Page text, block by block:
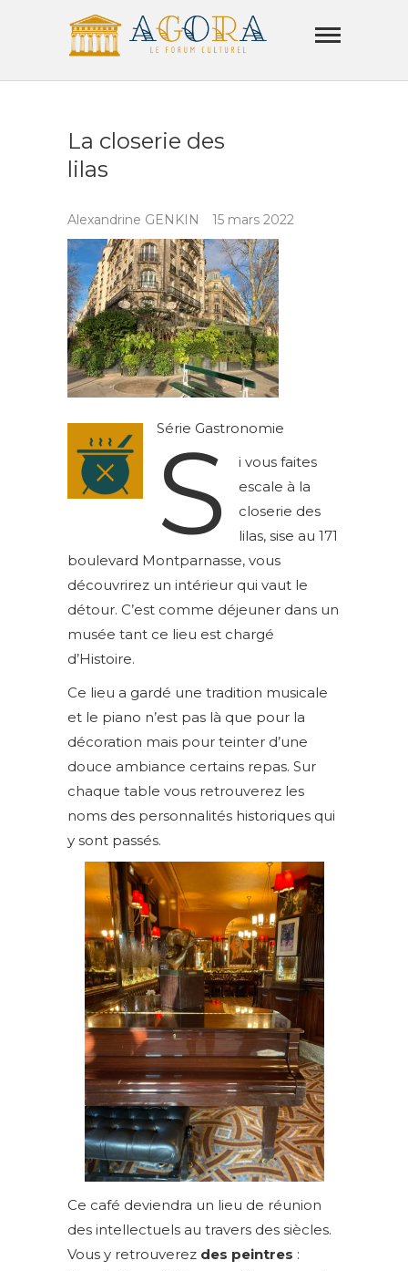
Agora
LE FORUM CULTUREL
La closerie des
lilas
Alexandrine GENKIN 15 mars 2022
Série Gastronomie
S
i vous faites
escale à la
closerie des
lilas, sise au 171
boulevard Montparnasse, vous
découvrirez un intérieur qui vaut le
détour. C’est comme déjeuner dans un
musée tant ce lieu est chargé
d’Histoire.
Ce lieu a gardé une tradition musicale
et le piano n’est pas là que pour la
décoration mais pour teinter d’une
douce ambiance certains repas. Sur
chaque table vous retrouverez les
noms des personnalités historiques qui
y sont passés.
Ce café deviendra un lieu de réunion
des intellectuels au travers des siècles.
Vous y retrouverez des peintres :